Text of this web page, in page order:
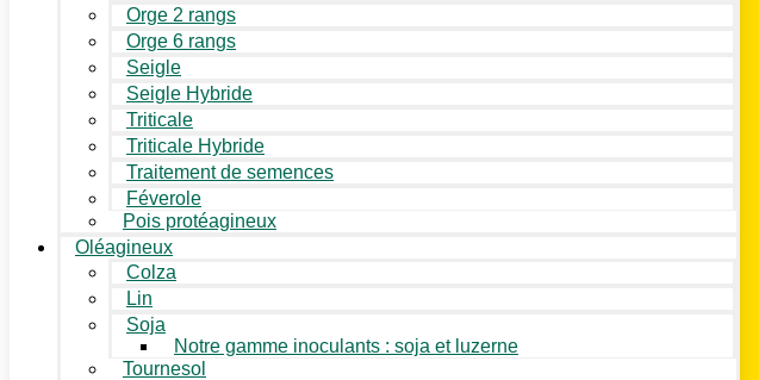
Orge 2 rangs
Orge 6 rangs
Seigle
Seigle Hybride
Triticale
Triticale Hybride
Traitement de semences
Féverole
Pois protéagineux
Oléagineux
Colza
Lin
Soja
Notre gamme inoculants : soja et luzerne
Tournesol